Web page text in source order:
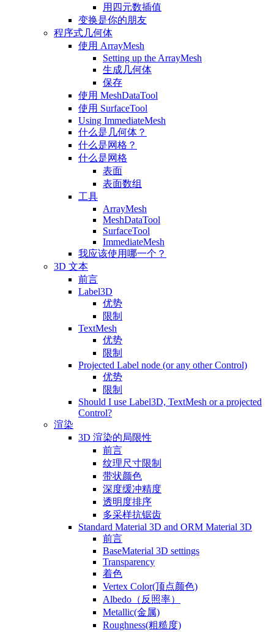
用四元数插值
变换是你的朋友
程序式几何体
使用 ArrayMesh
Setting up the ArrayMesh
生成几何体
保存
使用 MeshDataTool
使用 SurfaceTool
Using ImmediateMesh
什么是几何体？
什么是网格？
什么是网格
表面
表面数组
工具
ArrayMesh
MeshDataTool
SurfaceTool
ImmediateMesh
我应该使用哪一个？
3D 文本
前言
Label3D
优势
限制
TextMesh
优势
限制
Projected Label node (or any other Control)
优势
限制
Should I use Label3D, TextMesh or a projected
Control?
渲染
3D 渲染的局限性
前言
纹理尺寸限制
带状颜色
深度缓冲精度
透明度排序
多采样抗锯齿
Standard Material 3D and ORM Material 3D
前言
BaseMaterial 3D settings
Transparency
着色
Vertex Color(顶点颜色)
Albedo（反照率）
Metallic(金属)
Roughness(粗糙度)